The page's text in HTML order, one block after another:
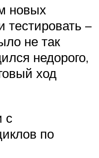
новых
тестировать –
не так
недорого,
ход
с
по